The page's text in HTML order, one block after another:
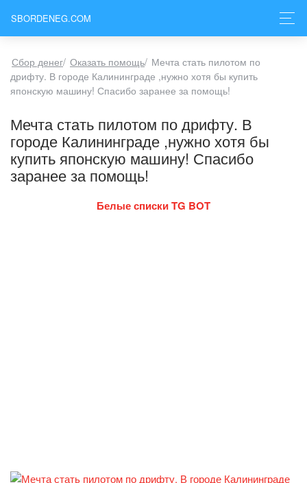
SBORDENEG.COM
Сбор денег/ Оказать помощь/ Мечта стать пилотом по
дрифту. В городе Калининграде ,нужно хотя бы купить
японскую машину! Спасибо заранее за помощь!
Мечта стать пилотом по дрифту. В
городе Калининграде ,нужно хотя бы
купить японскую машину! Спасибо
заранее за помощь!
Белые списки TG BOT